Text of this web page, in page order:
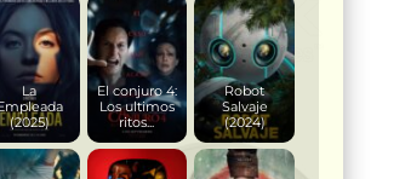
La
(2025)
El conjuro 4:
Los ultimos
ritos...
Robot
Salvaje
(2024)